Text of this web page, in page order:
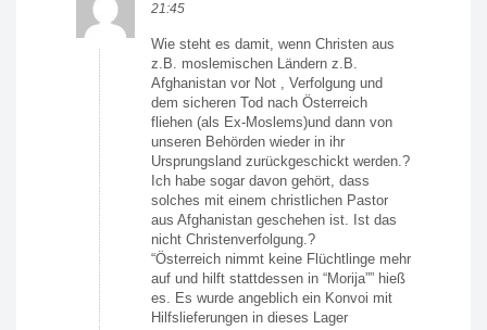
21:45
Wie steht es damit, wenn Christen aus
z.B. moslemischen Ländern z.B.
Afghanistan vor Not , Verfolgung und
dem sicheren Tod nach Österreich
fliehen (als Ex-Moslems)und dann von
unseren Behörden wieder in ihr
Ursprungsland zurückgeschickt werden.?
Ich habe sogar davon gehört, dass
solches mit einem christlichen Pastor
aus Afghanistan geschehen ist. Ist das
nicht Christenverfolgung.?
“Österreich nimmt keine Flüchtlinge mehr
auf und hilft stattdessen in “Morija”” hieß
es. Es wurde angeblich ein Konvoi mit
Hilfslieferungen in dieses Lager